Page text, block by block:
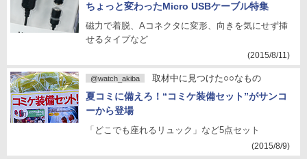
ちょっと変わったMicro USBケーブル特集
磁力で着脱、Aコネクタに変形、向きを気にせず挿
せるタイプなど
(2015/8/11)
@watch_akiba 取材中に見つけた○○なもの
夏コミに備えろ！“コミケ装備セット”がサンコ
ーから登場
「どこでも座れるリュック」など5点セット
(2015/8/9)